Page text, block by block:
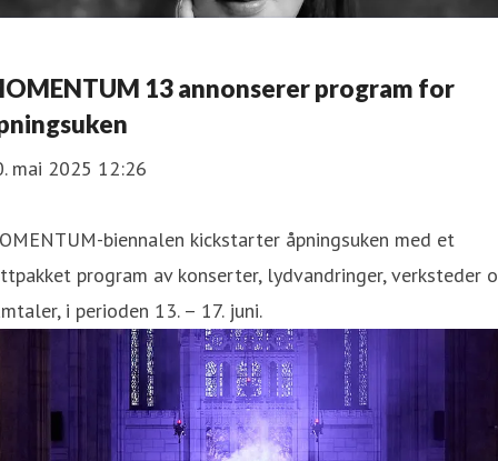
13 annonserer program for
mai 2025 12:26
biennalen kickstarter åpningsuken med et
program av konserter, lydvandringer, verksteder
i perioden 13. – 17. juni.